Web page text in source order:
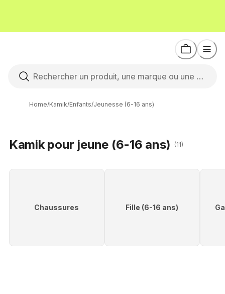
Home/Kamik/Enfants/Jeunesse (6-16 ans)
Kamik pour jeune (6-16 ans) (11)
Chaussures Fille (6-16 ans)